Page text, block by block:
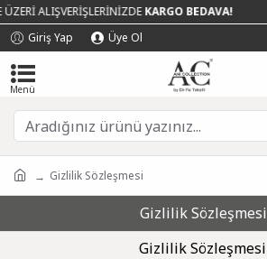
ALIŞVERİŞLERİNİZDEKARGO BEDAVA!
Giriş Yap
Üye Ol
Gizlilik Sözleşmesi
Gizlilik Sözleşmesi
Gizlilik Sözleşmesi